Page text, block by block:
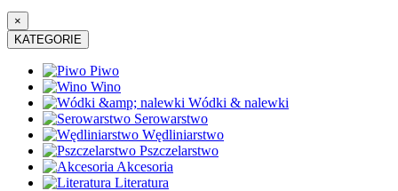
×
KATEGORIE
Piwo
Wino
Wódki & nalewki
Serowarstwo
Wędliniarstwo
Pszczelarstwo
Akcesoria
Literatura